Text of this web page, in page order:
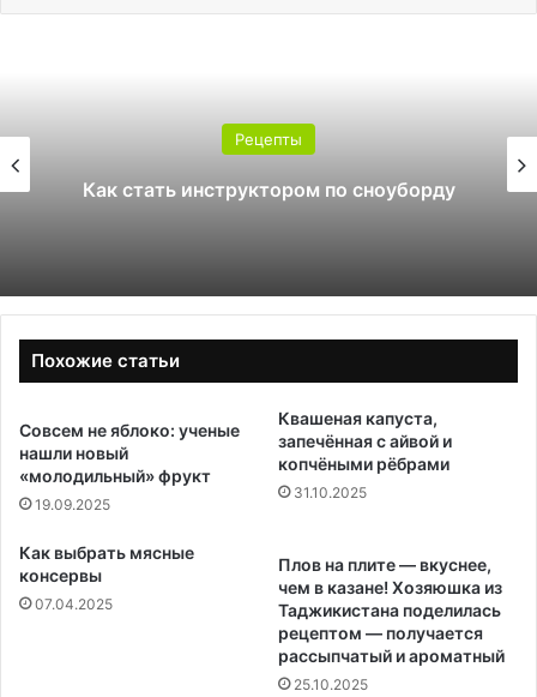
по сноуборду
Какой
теплицы:
Похожие статьи
Совсем не яблоко: ученые
нашли новый
«молодильный» фрукт
19.09.2025
Квашеная капуста,
запечённая с айвой и
копчёными рёбрами
31.10.2025
Как выбрать мясные
консервы
07.04.2025
Плов на плите — вкуснее,
чем в казане! Хозяюшка из
Таджикистана поделилась
рецептом — получается
рассыпчатый и ароматный
25.10.2025